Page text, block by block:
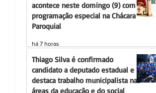
acontece neste domingo (9) com
programação especial na Chácara
Paroquial
há 7 horas
Thiago Silva é confirmado
candidato a deputado estadual e
destaca trabalho municipalista nas
áreas da educação e do social